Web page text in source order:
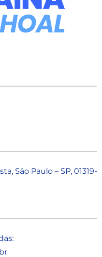
São Paulo – SP, 01319-
r